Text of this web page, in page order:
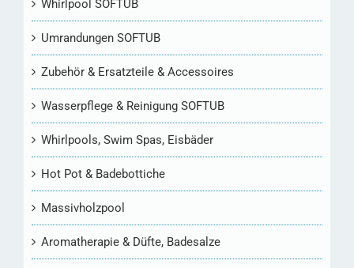
Whirlpool SOFTUB
Umrandungen SOFTUB
Zubehör & Ersatzteile & Accessoires
Wasserpflege & Reinigung SOFTUB
Whirlpools, Swim Spas, Eisbäder
Hot Pot & Badebottiche
Massivholzpool
Aromatherapie & Düfte, Badesalze